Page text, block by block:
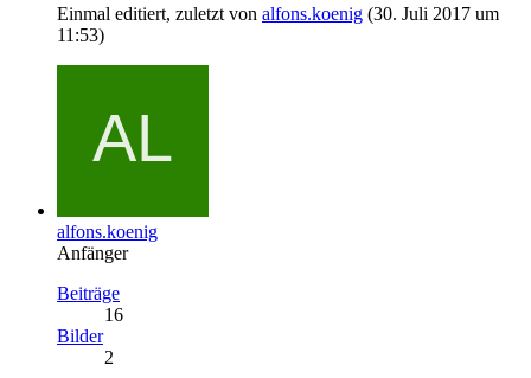
Einmal editiert, zuletzt von alfons.koenig (30. Juli 2017 um
11:53)
alfons.koenig
Anfänger
Beiträge
16
Bilder
2